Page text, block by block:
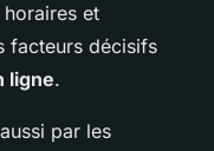
horaires et
facteurs décisifs
ligne.
par les